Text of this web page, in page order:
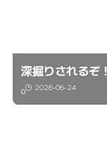
深掘りされるぞ
0 2026-06-24